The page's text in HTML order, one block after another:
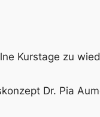
Kurstage zu
Dr. Pia